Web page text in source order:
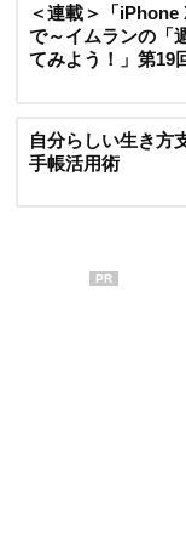
＜連載＞「iPhone
で～イムランの「
てみよう！」第19
自分らしい生き
手帳活用術
PR